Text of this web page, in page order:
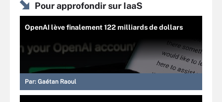
Pour approfondir sur IaaS
OpenAI lève finalement 122 milliards de dollars
Par: Gaétan Raoul